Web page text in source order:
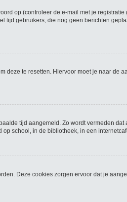
op (controleer de e-mail met je
tijd gebruikers, die nog geen berichten
deze te resetten. Hiervoor moet je naar de
tijd aangemeld. Zo wordt vermeden
school, in de bibliotheek, in een
Deze cookies zorgen ervoor dat je